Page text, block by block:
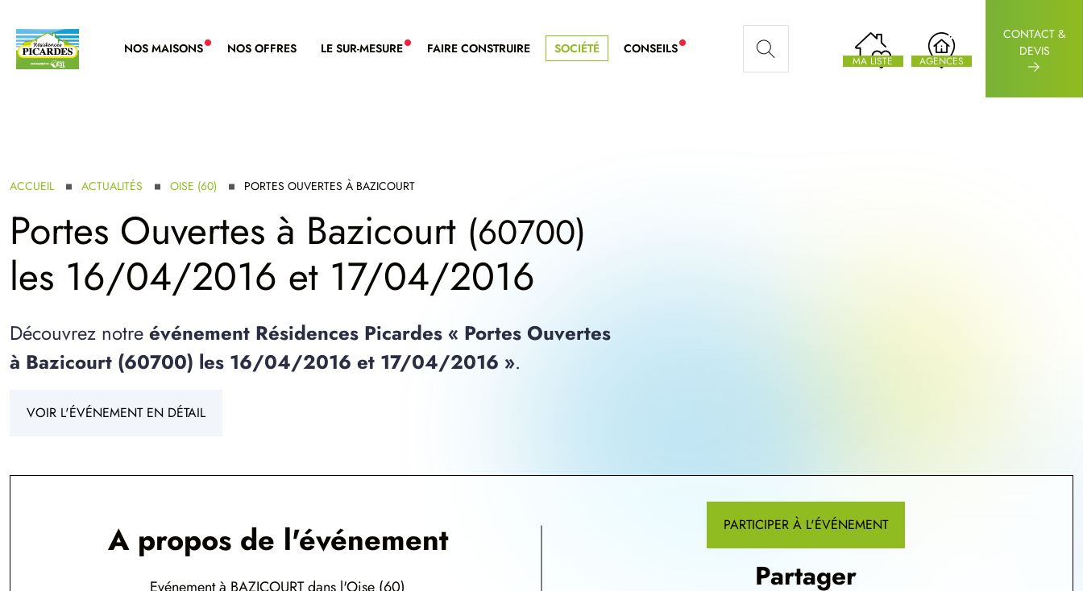
NOS MAISONS NOUVELLE GAMME
NOS OFFRES LE SUR-MESURE NOUVEAU SERVICE BDL EXTENSION
FAIRE CONSTRUIRE SOCIÉTÉ CONSEILS NOUVEAUX ARTICLES
MA LISTE AGENCES
CONTACT &
DEVIS
ACCUEIL ACTUALITÉS OISE (60) PORTES OUVERTES À BAZICOURT
Portes Ouvertes à Bazicourt (60700)
les 16/04/2016 et 17/04/2016
Découvrez notre événement Résidences Picardes « Portes Ouvertes
à Bazicourt (60700) les 16/04/2016 et 17/04/2016 ».
VOIR L'ÉVÉNEMENT EN DÉTAIL
A propos de l'événement PARTICIPER À L'ÉVÉNEMENT
Partager